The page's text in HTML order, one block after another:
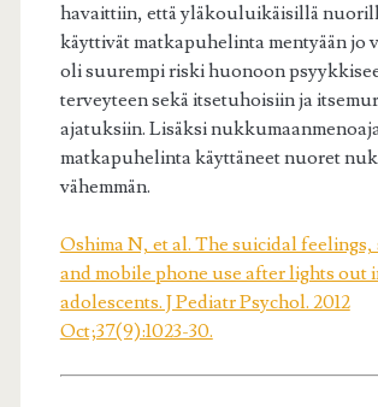
havaittiin, että yläkouluikäisillä
käyttivät matkapuhelinta mentyään jo
oli suurempi riski huonoon
terveyteen sekä itsetuhoisiin ja
ajatuksiin. Lisäksi
matkapuhelinta käyttäneet nuoret
vähemmän.
Oshima N, et al. The suicidal
and mobile phone use after lights out
adolescents. J Pediatr Psychol. 2012
Oct;37(9):1023-30.